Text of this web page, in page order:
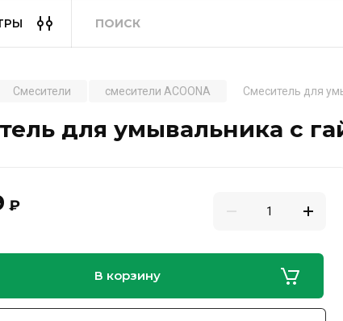
Смесители смесители ACOONA Смеситель для
для умывальника с
₽
В корзину